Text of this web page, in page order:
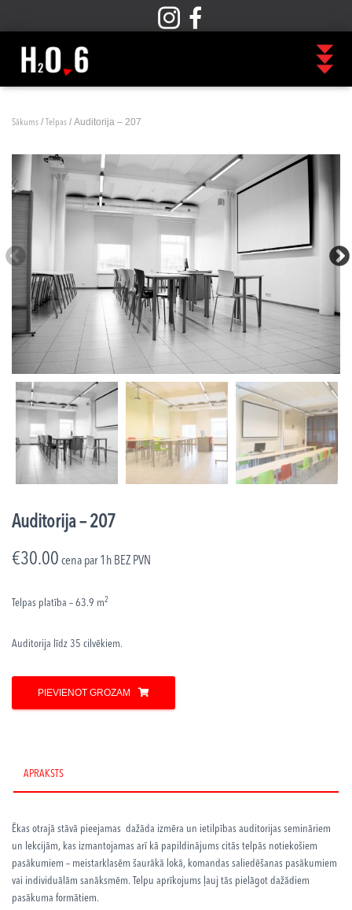
Sākums / Telpas / Auditorija – 207
Auditorija – 207
€30.00 cena par 1h BEZ PVN
Telpas platība – 63.9 m2
Auditorija līdz 35 cilvēkiem.
PIEVIENOT GROZAM
APRAKSTS
Ēkas otrajā stāvā pieejamas dažāda izmēra un ietilpības auditorijas semināriem
un lekcijām, kas izmantojamas arī kā papildinājums citās telpās notiekošiem
pasākumiem – meistarklasēm šaurākā lokā, komandas saliedēšanas pasākumiem
vai individuālām sanāksmēm. Telpu aprīkojums ļauj tās pielāgot dažādiem
pasākuma formātiem.